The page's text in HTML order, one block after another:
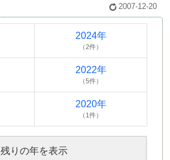
2007-12-20
2024年
（2件）
2022年
（5件）
2020年
（1件）
残りの年を表示